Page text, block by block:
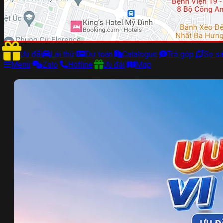
Ưu đãi Lái thử Dự toán Catalogue Trả góp
So
Menu
Zalo Hotline Ưu đãi Map